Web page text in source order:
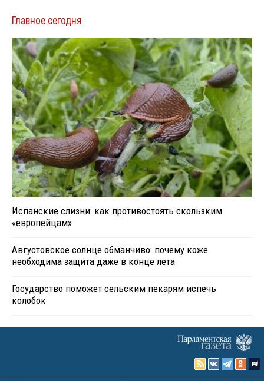
Главное сегодня
Испанские слизни: как противостоять скользким
«европейцам»
Августовское солнце обманчиво: почему коже
необходима защита даже в конце лета
Государство поможет сельским пекарям испечь
колобок